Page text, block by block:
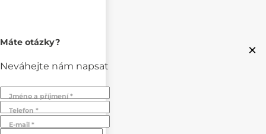
×
Máte otázky?
Neváhejte nám napsat
Jméno a příjmení *
Telefon *
E-mail *